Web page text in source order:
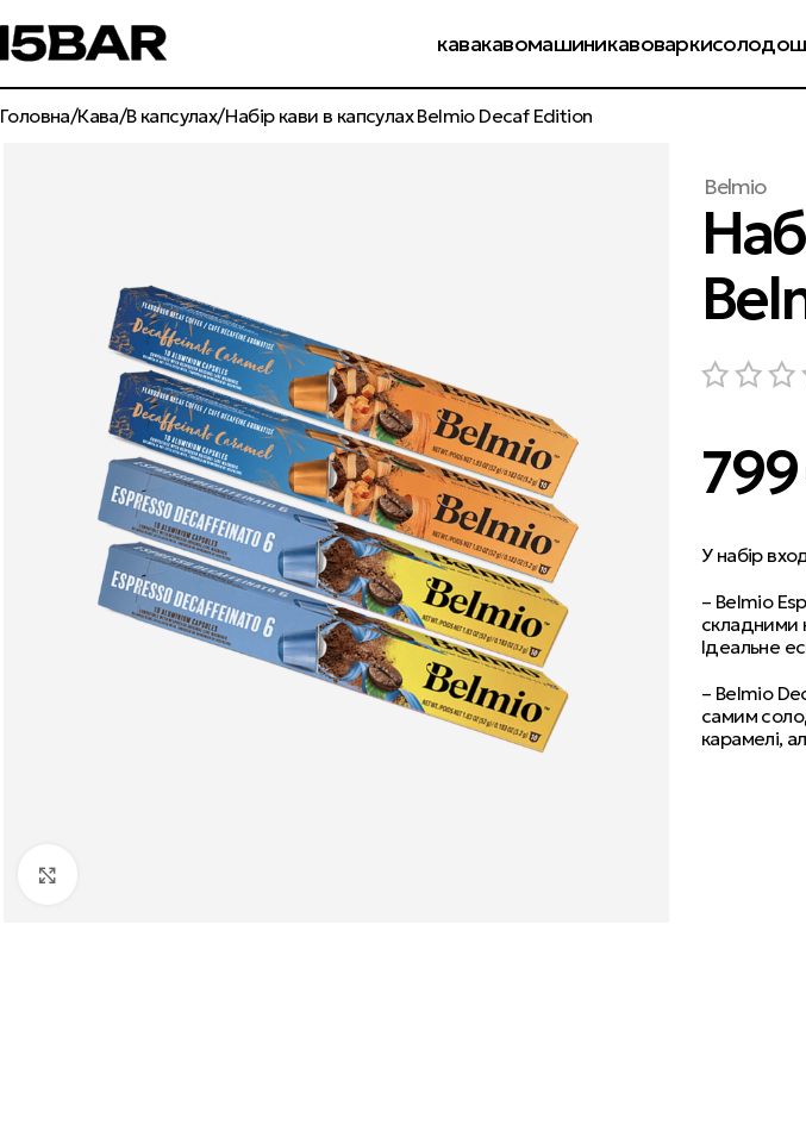
кавакавомашиникавоварки
брендиколекціїоплата і
Головна Кава В капсулах Набір кави в капсулах Belmio Decaf Edition
Belmio
799
У набір
– Belmio
складними
Ідеальне
– Belmio
самим
карамелі,